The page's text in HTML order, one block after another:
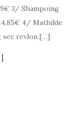
3/ Shampoing
4/ Mathilde
sec revlon […]